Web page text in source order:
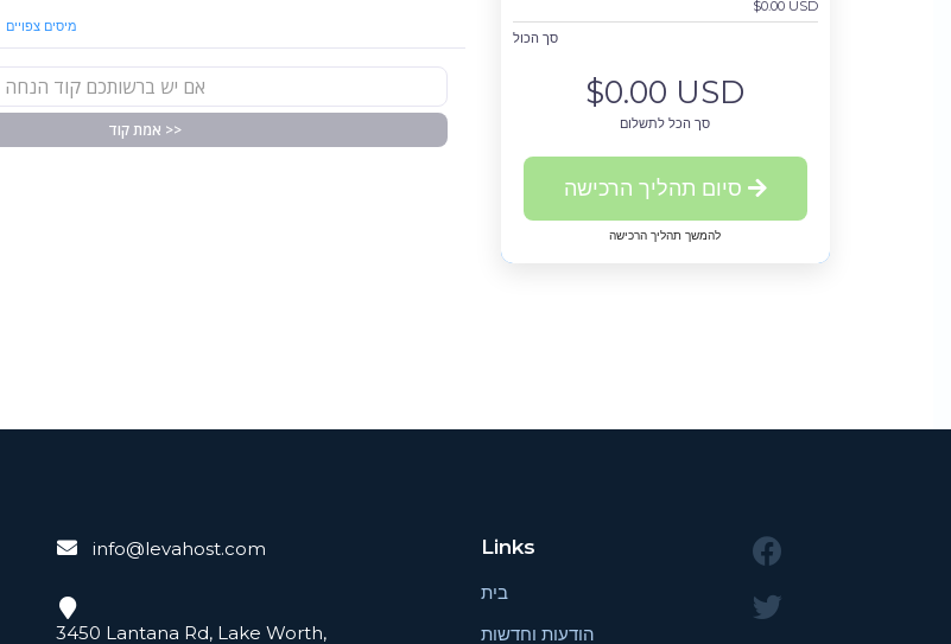
מיסים צפויים
אמת קוד >>
$0.00 USD
סך הכול
$0.00 USD
סך הכל לתשלום
להמשך תהליך הרכישה
info@levahost.com
3450 Lantana Rd, Lake Worth,
Links
בית
הודעות וחדשות